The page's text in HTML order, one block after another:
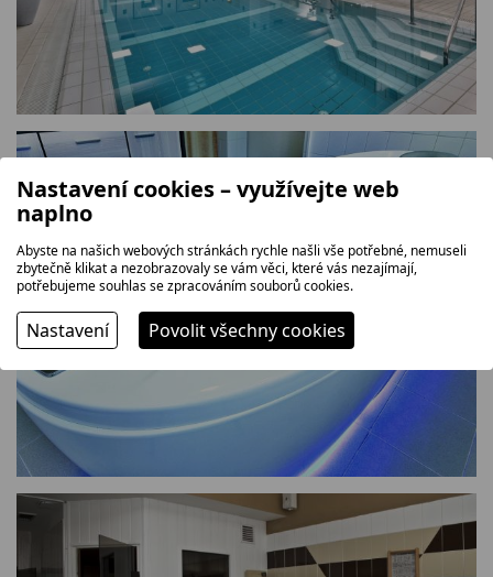
Nastavení cookies – využívejte web
naplno
Abyste na našich webových stránkách rychle našli vše potřebné, nemuseli
zbytečně klikat a nezobrazovaly se vám věci, které vás nezajímají,
potřebujeme souhlas se zpracováním souborů cookies.
Nastavení Povolit všechny cookies